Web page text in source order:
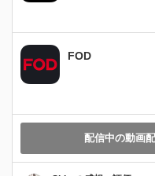
FOD
配信中の動画